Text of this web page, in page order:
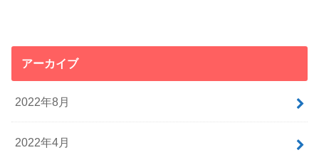
アーカイブ
2022年8月
2022年4月